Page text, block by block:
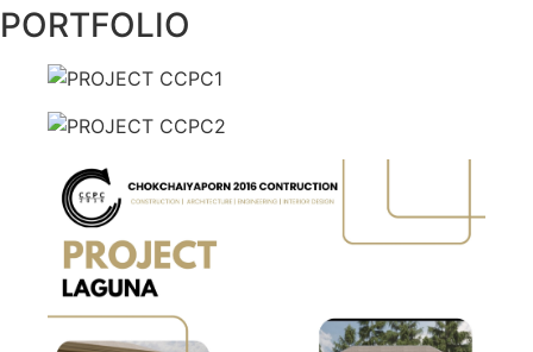
PORTFOLIO